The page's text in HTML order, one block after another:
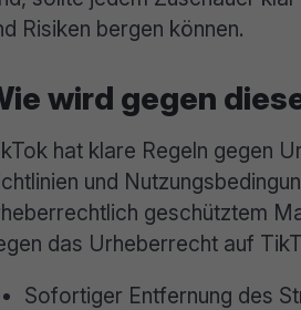
Risiken bergen können.
wird gegen
hat klare Regeln gegen
und
geschütztem
das Urheberrecht auf
Sofortiger Entfernung des